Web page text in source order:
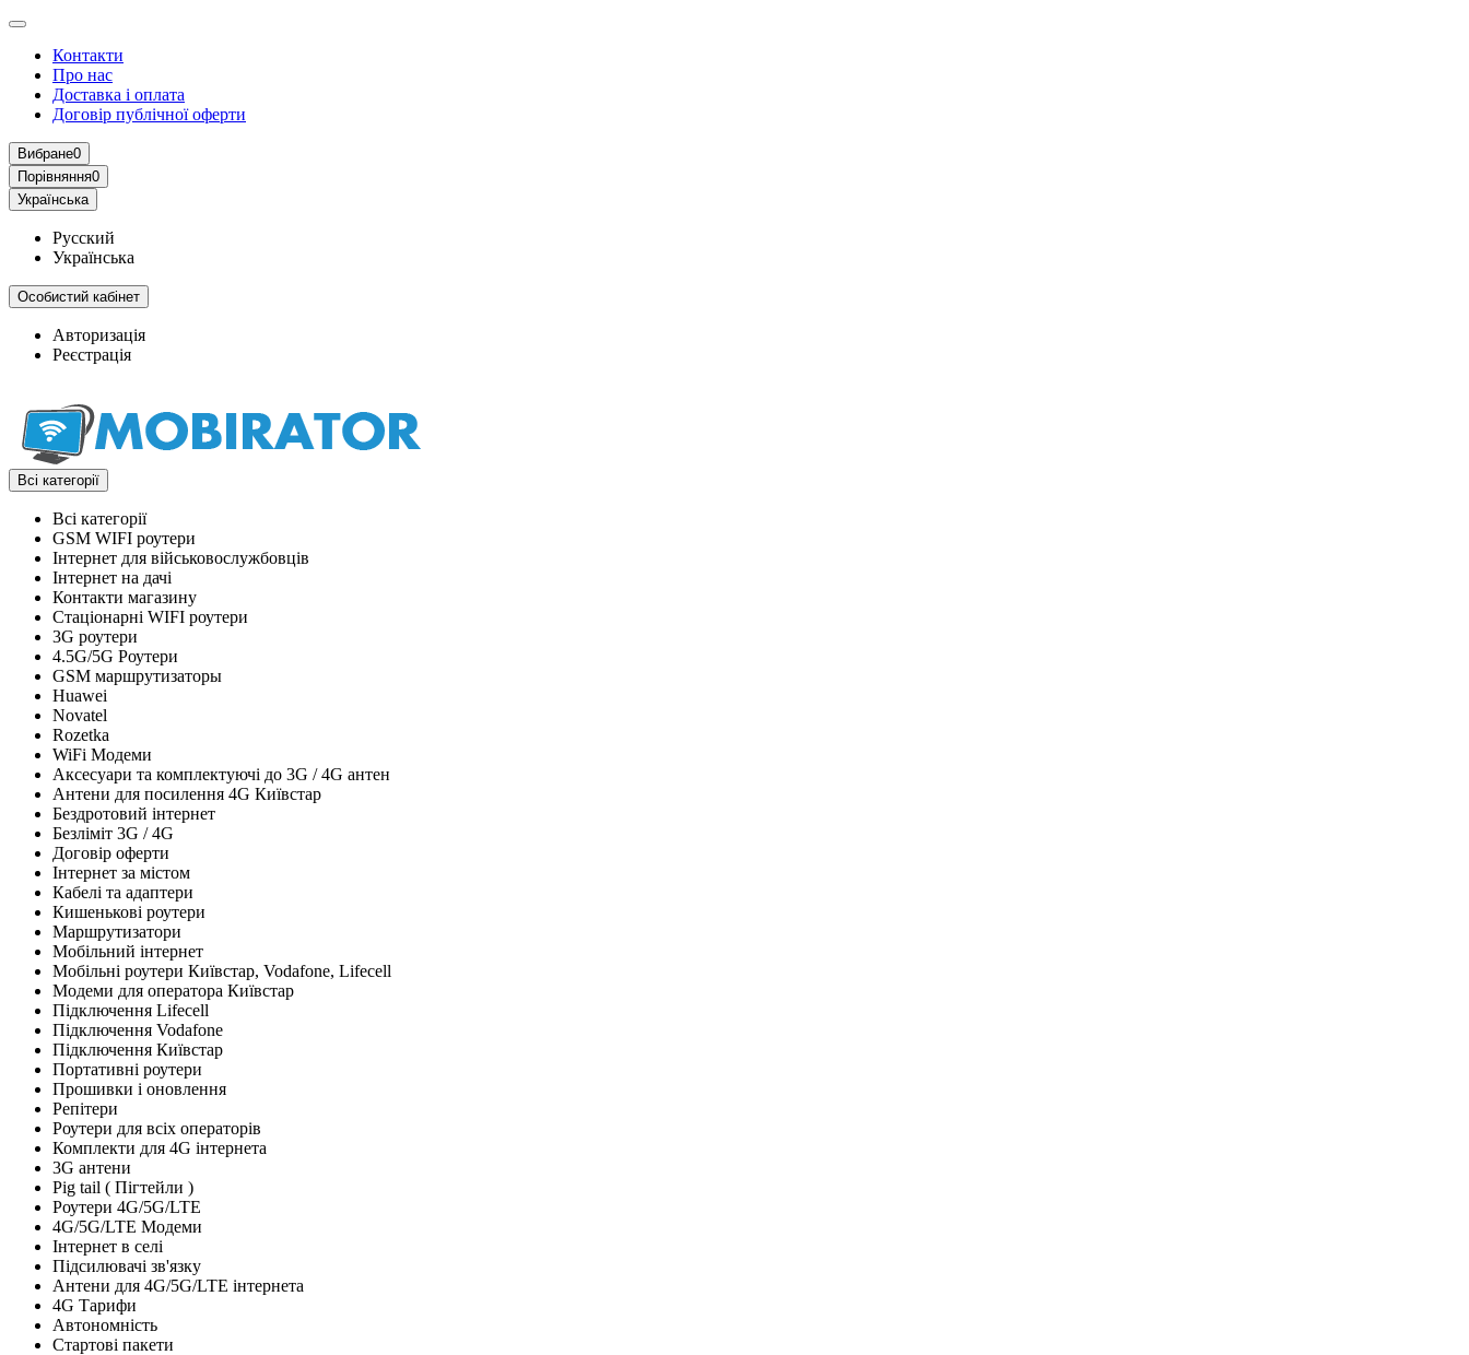
Контакти
Про нас
Доставка і оплата
Договір публічної оферти
Вибране0
Порівняння0
Українська
Русский
Українська
Особистий кабінет
Авторизація
Реєстрація
Всі категорії
Всі категорії
GSM WIFI роутери
Інтернет для військовослужбовців
Інтернет на дачі
Контакти магазину
Стаціонарні WIFI роутери
3G роутери
4.5G/5G Роутери
GSM маршрутизаторы
Huawei
Novatel
Rozetka
WiFi Модеми
Аксесуари та комплектуючі до 3G / 4G антен
Антени для посилення 4G Київстар
Бездротовий інтернет
Безліміт 3G / 4G
Договір оферти
Інтернет за містом
Кабелі та адаптери
Кишенькові роутери
Маршрутизатори
Мобільний інтернет
Мобільні роутери Київстар, Vodafone, Lifecell
Модеми для оператора Київстар
Підключення Lifecell
Підключення Vodafone
Підключення Київстар
Портативні роутери
Прошивки і оновлення
Репітери
Роутери для всіх операторів
Комплекти для 4G інтернета
3G антени
Pig tail ( Пігтейли )
Роутери 4G/5G/LTE
4G/5G/LTE Модеми
Інтернет в селі
Підсилювачі зв'язку
Антени для 4G/5G/LTE інтернета
4G Тарифи
Автономність
Стартові пакети